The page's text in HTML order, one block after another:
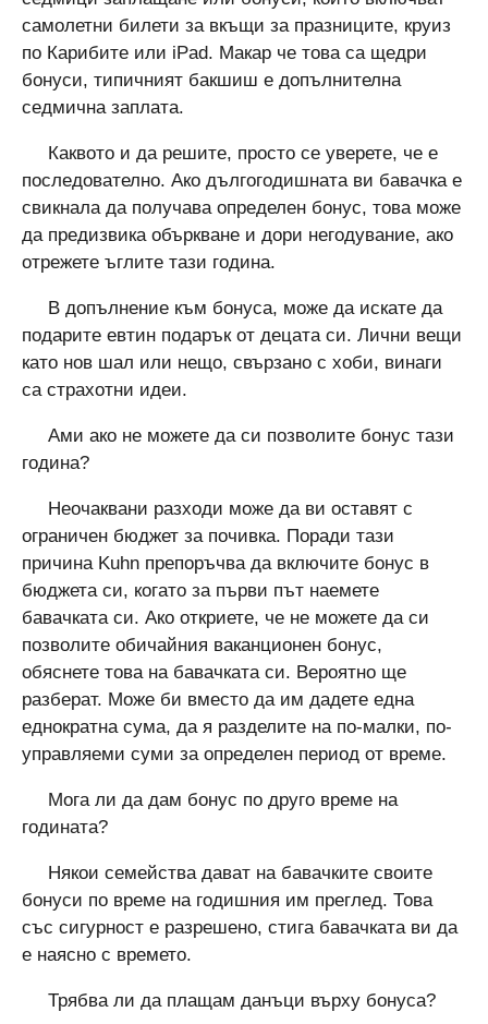
самолетни билети за вкъщи за празниците, круиз
по Карибите или iPad. Макар че това са щедри
бонуси, типичният бакшиш е допълнителна
седмична заплата.
Каквото и да решите, просто се уверете, че е
последователно. Ако дългогодишната ви бавачка е
свикнала да получава определен бонус, това може
да предизвика объркване и дори негодувание, ако
отрежете ъглите тази година.
В допълнение към бонуса, може да искате да
подарите евтин подарък от децата си. Лични вещи
като нов шал или нещо, свързано с хоби, винаги
са страхотни идеи.
Ами ако не можете да си позволите бонус тази
година?
Неочаквани разходи може да ви оставят с
ограничен бюджет за почивка. Поради тази
причина Kuhn препоръчва да включите бонус в
бюджета си, когато за първи път наемете
бавачката си. Ако откриете, че не можете да си
позволите обичайния ваканционен бонус,
обяснете това на бавачката си. Вероятно ще
разберат. Може би вместо да им дадете една
еднократна сума, да я разделите на по-малки, по-
управляеми суми за определен период от време.
Мога ли да дам бонус по друго време на
годината?
Някои семейства дават на бавачките своите
бонуси по време на годишния им преглед. Това
със сигурност е разрешено, стига бавачката ви да
е наясно с времето.
Трябва ли да плащам данъци върху бонуса?